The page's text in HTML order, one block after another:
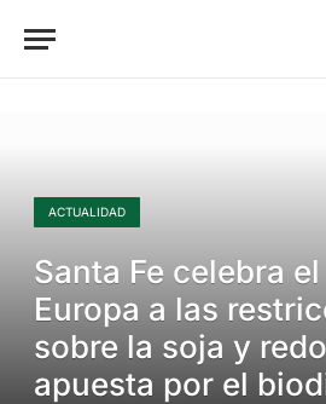
ACTUALIDAD
Santa Fe celebra
Europa a las
sobre la soja y
apuesta por el